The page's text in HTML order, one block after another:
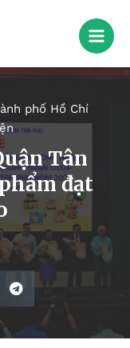
phố Hồ Chí
Tân
đạt